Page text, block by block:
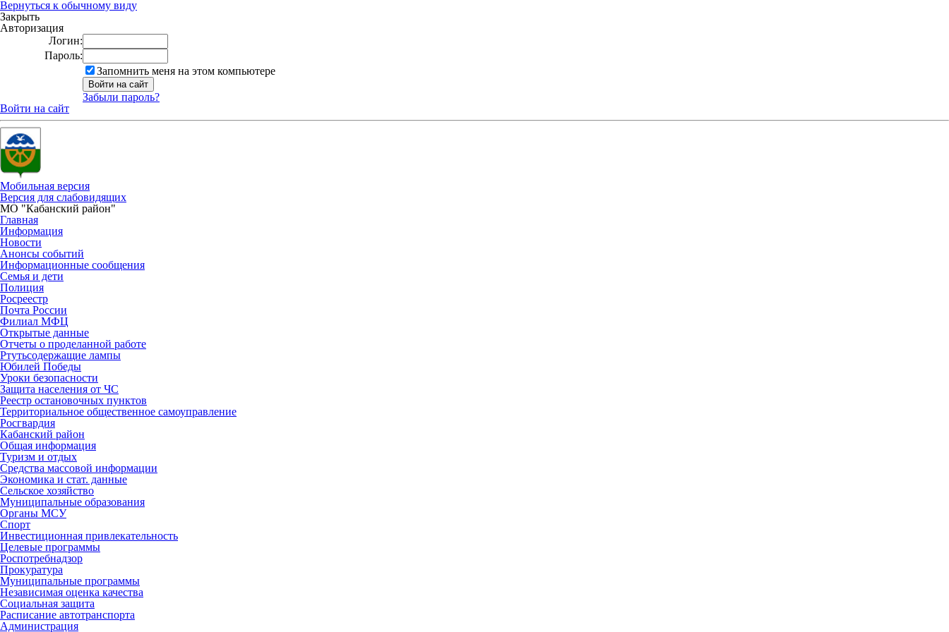
Вернуться к обычному виду
Закрыть
Авторизация
Логин:
Пароль:
Запомнить меня на этом компьютере
Забыли пароль?
Войти на сайт
Мобильная версия
Версия для слабовидящих
МО "Кабанский район"
Главная
Информация
Новости
Анонсы событий
Информационные сообщения
Семья и дети
Полиция
Росреестр
Почта России
Филиал МФЦ
Открытые данные
Отчеты о проделанной работе
Ртутьсодержащие лампы
Юбилей Победы
Уроки безопасности
Защита населения от ЧС
Реестр остановочных пунктов
Территориальное общественное самоуправление
Росгвардия
Кабанский район
Общая информация
Туризм и отдых
Средства массовой информации
Экономика и стат. данные
Сельское хозяйство
Муниципальные образования
Органы МСУ
Спорт
Инвестиционная привлекательность
Целевые программы
Роспотребнадзор
Прокуратура
Муниципальные программы
Независимая оценка качества
Социальная защита
Расписание автотранспорта
Администрация